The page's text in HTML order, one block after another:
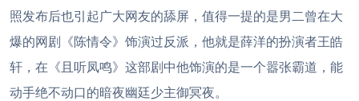
照发布后也引起广大网友的舔屏，值得一提的是男二曾在大
爆的网剧《陈情令》饰演过反派，他就是薛洋的扮演者王皓
轩，在《且听凤鸣》这部剧中他饰演的是一个嚣张霸道，能
动手绝不动口的暗夜幽廷少主御冥夜。